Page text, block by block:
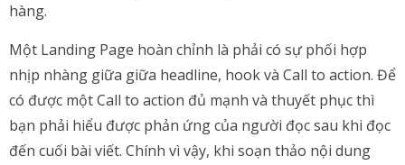
hàng.
Một Landing Page hoàn chỉnh là phải có sự phối hợp
nhịp nhàng giữa giữa headline, hook và Call to action. Để
có được một Call to action đủ mạnh và thuyết phục thì
bạn phải hiểu được phản ứng của người đọc sau khi đọc
đến cuối bài viết. Chính vì vậy, khi soạn thảo nội dung